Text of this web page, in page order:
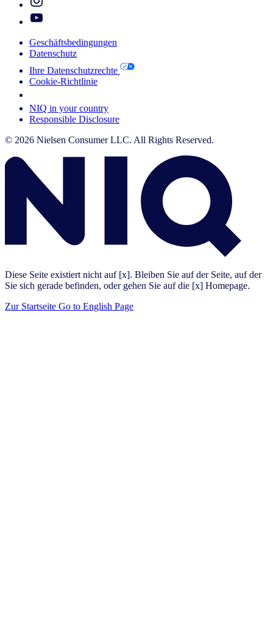
Geschäftsbedingungen
Datenschutz
Ihre Datenschutzrechte
Cookie-Richtlinie
NIQ in your country
Responsible Disclosure
© 2026 Nielsen Consumer LLC. All Rights Reserved.
Diese Seite existiert nicht auf [x]. Bleiben Sie auf der Seite, auf der
Sie sich gerade befinden, oder gehen Sie auf die [x] Homepage.
Zur Startseite Go to English Page